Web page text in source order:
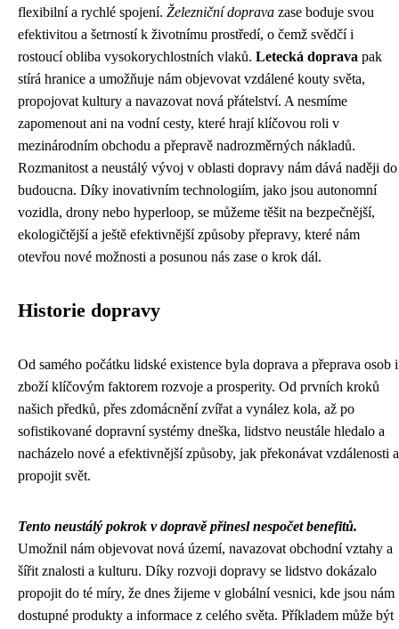
flexibilní a rychlé spojení. Železniční doprava zase boduje svou
efektivitou a šetrností k životnímu prostředí, o čemž svědčí i
rostoucí obliba vysokorychlostních vlaků. Letecká doprava pak
stírá hranice a umožňuje nám objevovat vzdálené kouty světa,
propojovat kultury a navazovat nová přátelství. A nesmíme
zapomenout ani na vodní cesty, které hrají klíčovou roli v
mezinárodním obchodu a přepravě nadrozměrných nákladů.
Rozmanitost a neustálý vývoj v oblasti dopravy nám dává naději do
budoucna. Díky inovativním technologiím, jako jsou autonomní
vozidla, drony nebo hyperloop, se můžeme těšit na bezpečnější,
ekologičtější a ještě efektivnější způsoby přepravy, které nám
otevřou nové možnosti a posunou nás zase o krok dál.
Historie dopravy
Od samého počátku lidské existence byla doprava a přeprava osob i
zboží klíčovým faktorem rozvoje a prosperity. Od prvních kroků
našich předků, přes zdomácnění zvířat a vynález kola, až po
sofistikované dopravní systémy dneška, lidstvo neustále hledalo a
nacházelo nové a efektivnější způsoby, jak překonávat vzdálenosti a
propojit svět.
Tento neustálý pokrok v dopravě přinesl nespočet benefitů.
Umožnil nám objevovat nová území, navazovat obchodní vztahy a
šířit znalosti a kulturu. Díky rozvoji dopravy se lidstvo dokázalo
propojit do té míry, že dnes žijeme v globální vesnici, kde jsou nám
dostupné produkty a informace z celého světa. Příkladem může být